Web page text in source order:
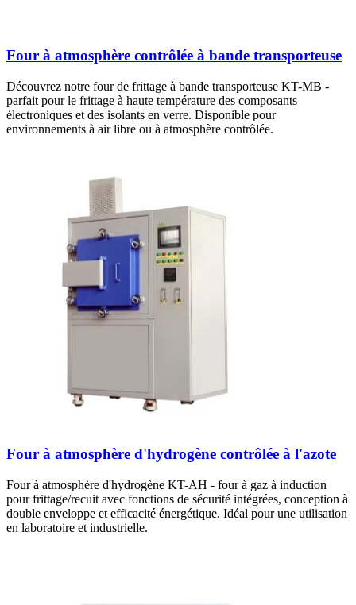
Four à atmosphère contrôlée à bande transporteuse
Découvrez notre four de frittage à bande transporteuse KT-MB -
parfait pour le frittage à haute température des composants
électroniques et des isolants en verre. Disponible pour
environnements à air libre ou à atmosphère contrôlée.
Four à atmosphère d'hydrogène contrôlée à l'azote
Four à atmosphère d'hydrogène KT-AH - four à gaz à induction
pour frittage/recuit avec fonctions de sécurité intégrées, conception à
double enveloppe et efficacité énergétique. Idéal pour une utilisation
en laboratoire et industrielle.